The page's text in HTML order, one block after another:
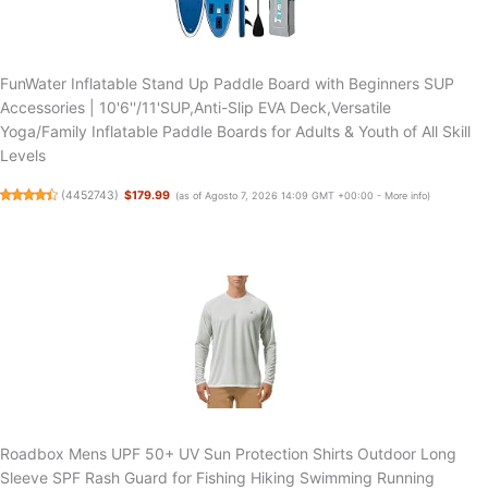
FunWater Inflatable Stand Up Paddle Board with Beginners SUP
Accessories | 10'6''/11'SUP,Anti-Slip EVA Deck,Versatile
Yoga/Family Inflatable Paddle Boards for Adults & Youth of All Skill
Levels
(4452743) $179.99 (as of Agosto 7, 2026 14:09 GMT +00:00 - More info)
Roadbox Mens UPF 50+ UV Sun Protection Shirts Outdoor Long
Sleeve SPF Rash Guard for Fishing Hiking Swimming Running